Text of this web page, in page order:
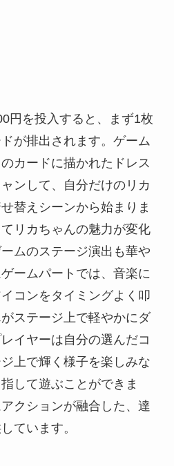
円を投入すると、まず1枚
が排出されます。ゲーム
カードに描かれたドレス
ンして、自分だけのリカ
替えシーンから始まりま
リカちゃんの魅力が変化
ムのステージ演出も華や
ームパートでは、音楽に
コンをタイミングよく叩
ステージ上で軽やかにダ
イヤーは自分の選んだコ
上で輝く様子を楽しみな
して遊ぶことができま
クションが融合した、達
ています。